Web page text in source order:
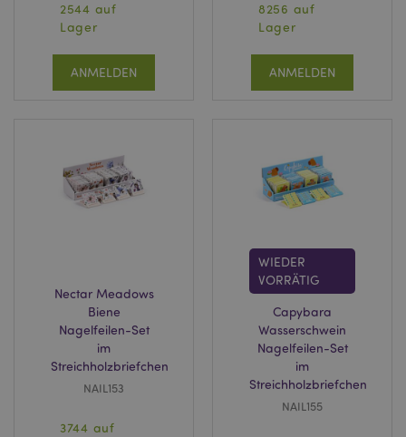
2544 auf
Lager
ANMELDEN
8256 auf
Lager
ANMELDEN
Nectar Meadows
Biene
Nagelfeilen-Set
im
Streichholzbriefchen
NAIL153
3744 auf
WIEDER
VORRÄTIG
Capybara
Wasserschwein
Nagelfeilen-Set
im
Streichholzbriefchen
NAIL155